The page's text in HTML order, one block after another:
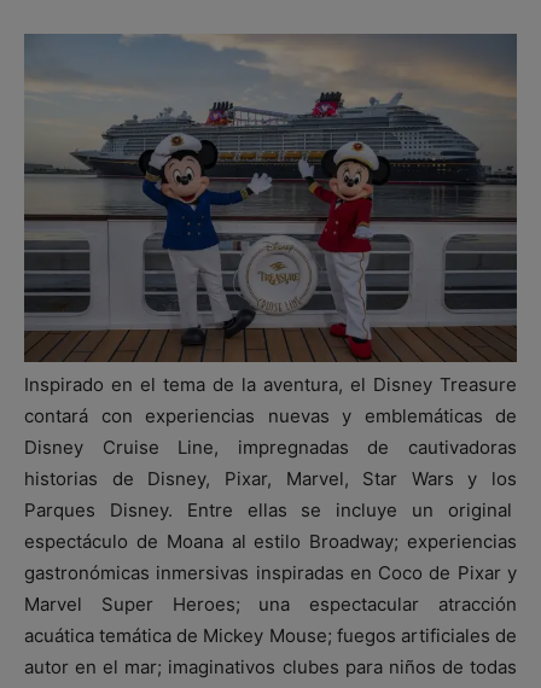
Inspirado en el tema de la aventura, el Disney Treasure
contará con experiencias nuevas y emblemáticas de
Disney Cruise Line, impregnadas de cautivadoras
historias de Disney, Pixar, Marvel, Star Wars y los
Parques Disney. Entre ellas se incluye un original
espectáculo de Moana al estilo Broadway; experiencias
gastronómicas inmersivas inspiradas en Coco de Pixar y
Marvel Super Heroes; una espectacular atracción
acuática temática de Mickey Mouse; fuegos artificiales de
autor en el mar; imaginativos clubes para niños de todas